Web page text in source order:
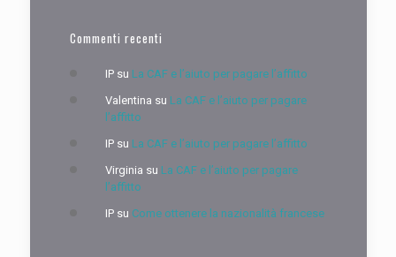
Commenti recenti
IPsu La CAF e l’aiuto per pagare l’affitto
Valentina su La CAF e l’aiuto per pagare
l’affitto
IPsu La CAF e l’aiuto per pagare l’affitto
Virginia su La CAF e l’aiuto per pagare
l’affitto
IPsu Come ottenere la nazionalità francese